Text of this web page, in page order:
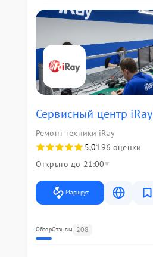
Сервисный центр iRay
Ремонт техники iRay
5,0196 оценки
Открыто до 21:00
Маршрут
ОбзорОтзывы 208